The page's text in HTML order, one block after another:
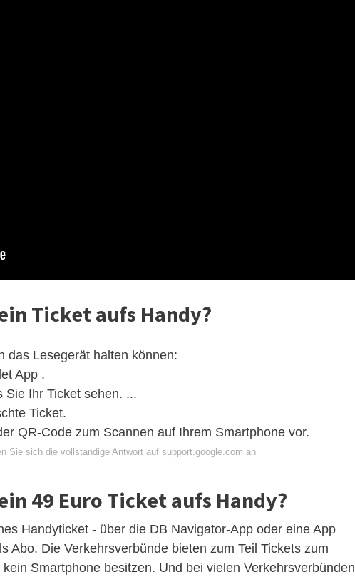
Ticket aufs Handy?
das Lesegerät halten können:
App .
Sie Ihr Ticket sehen. ...
Ticket.
QR-Code zum Scannen auf Ihrem Smartphone vor.
Sie sich die vollständige Antwort auf support.google.com an
49 Euro Ticket aufs Handy?
Handyticket - über die DB Navigator-App oder eine App
Abo. Die Verkehrsverbünde bieten zum Teil Tickets zum
Smartphone besitzen. Und bei vielen Verkehrsverbünden